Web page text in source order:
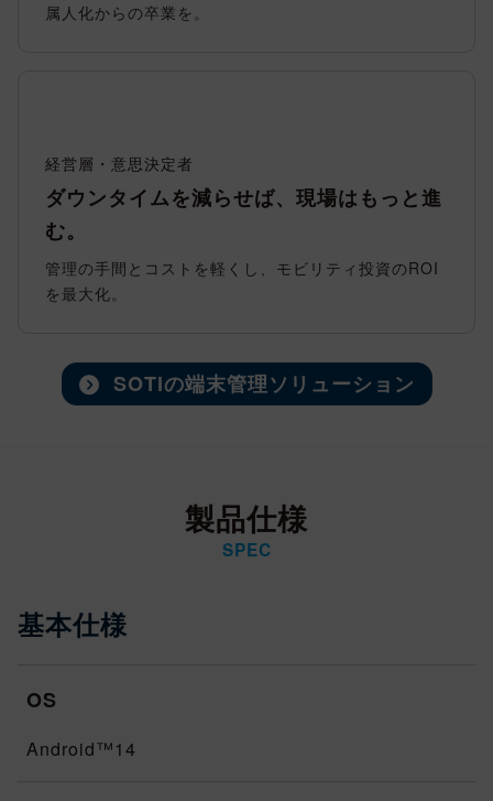
属人化からの卒業を。
経営層・意思決定者
ダウンタイムを減らせば、現場はもっと進
む。
管理の手間とコストを軽くし、モビリティ投資のROI
を最大化。
SOTIの端末管理ソリューション
製品仕様
SPEC
基本仕様
OS
Android™14